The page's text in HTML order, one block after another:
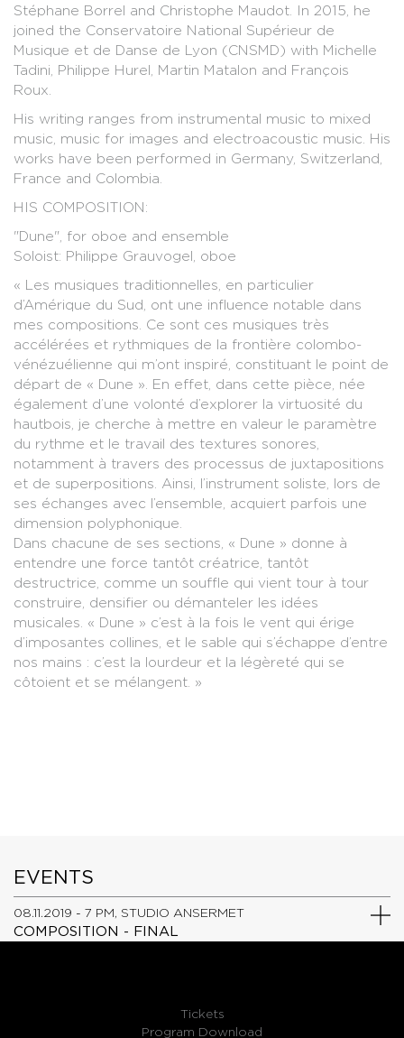
Stéphane Borrel and Christophe Maudot. In 2015, he
joined the Conservatoire National Supérieur de
Musique et de Danse de Lyon (CNSMD) with Michelle
Tadini, Philippe Hurel, Martin Matalon and François
Roux.
His writing ranges from instrumental music to mixed
music, music for images and electroacoustic music. His
works have been performed in Germany, Switzerland,
France and Colombia.
HIS COMPOSITION:
"Dune", for oboe and ensemble
Soloist: Philippe Grauvogel, oboe
« Les musiques traditionnelles, en particulier
d’Amérique du Sud, ont une influence notable dans
mes compositions. Ce sont ces musiques très
accélérées et rythmiques de la frontière colombo-
vénézuélienne qui m’ont inspiré, constituant le point de
départ de « Dune ». En effet, dans cette pièce, née
également d’une volonté d’explorer la virtuosité du
hautbois, je cherche à mettre en valeur le paramètre
du rythme et le travail des textures sonores,
notamment à travers des processus de juxtapositions
et de superpositions. Ainsi, l’instrument soliste, lors de
ses échanges avec l’ensemble, acquiert parfois une
dimension polyphonique.
Dans chacune de ses sections, « Dune » donne à
entendre une force tantôt créatrice, tantôt
destructrice, comme un souffle qui vient tour à tour
construire, densifier ou démanteler les idées
musicales. « Dune » c’est à la fois le vent qui érige
d’imposantes collines, et le sable qui s’échappe d’entre
nos mains : c’est la lourdeur et la légèreté qui se
côtoient et se mélangent. »
EVENTS
08.11.2019 - 7 PM, STUDIO ANSERMET
COMPOSITION - FINAL
Tickets
Program Download